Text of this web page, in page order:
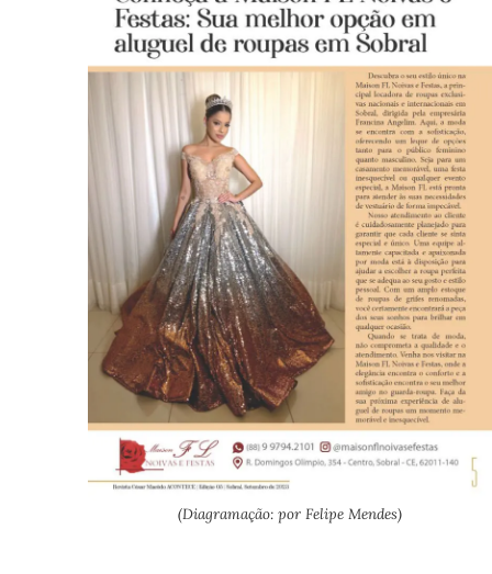
(Diagramação: por Felipe Mendes)